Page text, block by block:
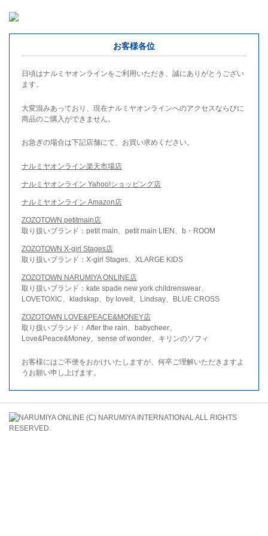
お客様各位
日頃はナルミヤオンラインをご利用いただき、誠にありがとうござい
ます。
大変混みあっており、現在ナルミヤオンラインへのアクセスならびに
商品のご購入ができません。
お急ぎの場合は下記店舗にて、お買い求めください。
ナルミヤオンライン楽天市場店
ナルミヤオンライン Yahoo!ショッピング店
ナルミヤオンライン Amazon店
ZOZOTOWN petitmain店
取り扱いブランド：petit main、petit main LIEN、b・ROOM
ZOZOTOWN X-girl Stages店
取り扱いブランド：X-girl Stages、XLARGE KIDS
ZOZOTOWN NARUMIYA ONLINE店
取り扱いブランド：kate spade new york childrenswear、
LOVETOXIC、kladskap、by loveit、Lindsay、BLUE CROSS
ZOZOTOWN LOVE&PEACE&MONEY店
取り扱いブランド：After the rain、babycheer、
Love&Peace&Money、sense of wonder、キリンのソフィ
お客様にはご不便をおかけいたしますが、何卒ご理解いただきますよ
うお願い申し上げます。